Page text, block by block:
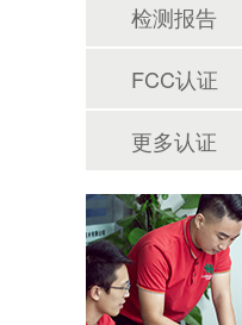
检测报告
FCC认证
更多认证